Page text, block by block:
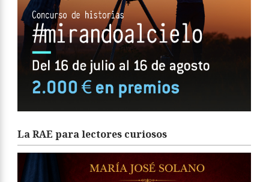
La RAE para lectores curiosos